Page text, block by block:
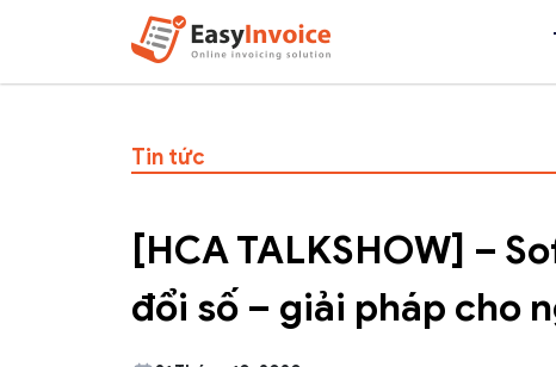
Tin tức
[HCA TALKSHOW] –
đổi số – giải pháp cho